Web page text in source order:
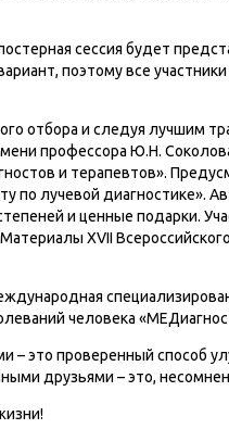
сессия будет
поэтому все
отбора и следуя лучшим
профессора Ю.Н.
и терапевтов».
по лучевой диагностике».
и ценные подарки.
XVII
человека
– это проверенный способ
друзьями – это,